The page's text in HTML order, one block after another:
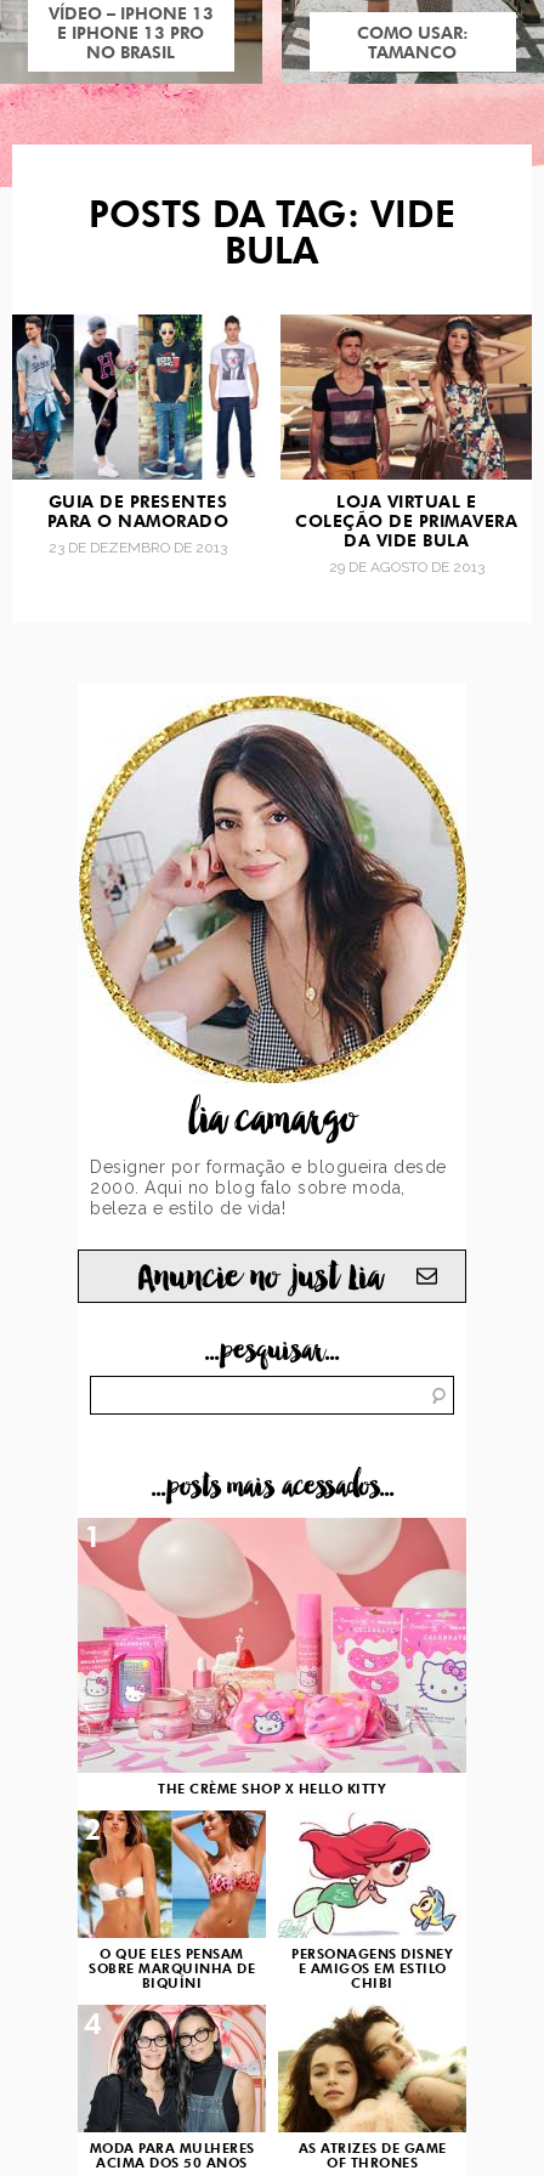
VÍDEO – IPHONE 13
E IPHONE 13 PRO
NO BRASIL
COMO USAR:
TAMANCO
POSTS DA TAG: VIDE
BULA
GUIA DE PRESENTES
PARA O NAMORADO
23 DE DEZEMBRO DE 2013
LOJA VIRTUAL E
COLEÇÃO DE PRIMAVERA
DA VIDE BULA
29 DE AGOSTO DE 2013
lia camargo
Designer por formação e blogueira desde
2000. Aqui no blog falo sobre moda,
beleza e estilo de vida!
Anuncie no just Lia
...pesquisar...
...posts mais acessados...
THE CRÈME SHOP X HELLO KITTY
1
O QUE ELES PENSAM
SOBRE MARQUINHA DE
BIQUÍNI
2
PERSONAGENS DISNEY
E AMIGOS EM ESTILO
CHIBI
3
MODA PARA MULHERES
ACIMA DOS 50 ANOS
4
AS ATRIZES DE GAME
OF THRONES